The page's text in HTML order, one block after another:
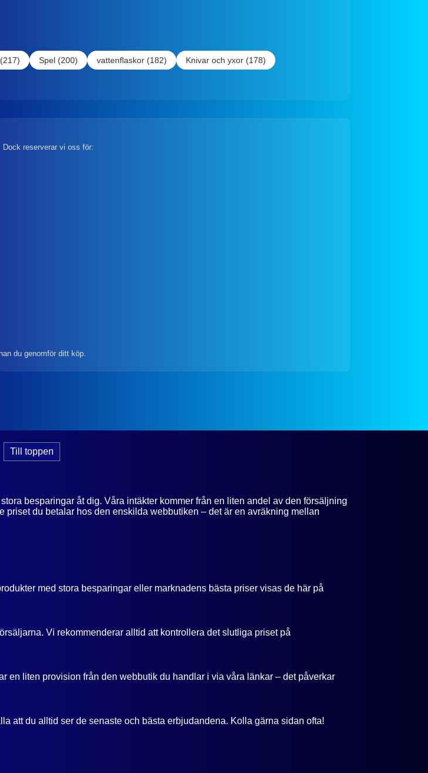
Spel (200) vattenflaskor (182)
Knivar och yxor (178)
reserverar vi oss för:
du genomför ditt köp.
Till toppen
besparingar åt dig. Våra intäkter kommer från en liten andel av den försäljning
du betalar hos den enskilda webbutiken – det är en avräkning mellan
med stora besparingar eller marknadens bästa priser visas de här på
Vi rekommenderar alltid att kontrollera det slutliga priset på
en liten provision från den webbutik du handlar i via våra länkar – det påverkar
att du alltid ser de senaste och bästa erbjudandena. Kolla gärna sidan ofta!